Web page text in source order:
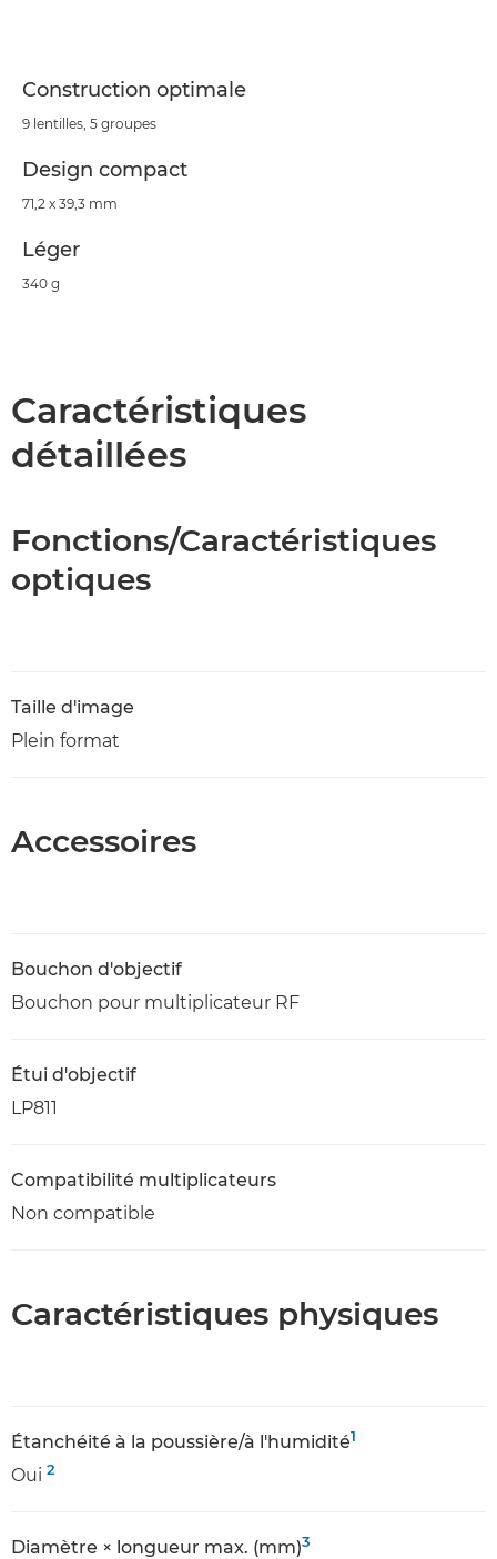
Construction optimale
9 lentilles, 5 groupes
Design compact
71,2 x 39,3 mm
Léger
340 g
Caractéristiques
détaillées
Fonctions/Caractéristiques
optiques
Taille d'image
Plein format
Accessoires
Bouchon d'objectif
Bouchon pour multiplicateur RF
Étui d'objectif
LP811
Compatibilité multiplicateurs
Non compatible
Caractéristiques physiques
Étanchéité à la poussière/à l'humidité1
Oui 2
Diamètre × longueur max. (mm)3